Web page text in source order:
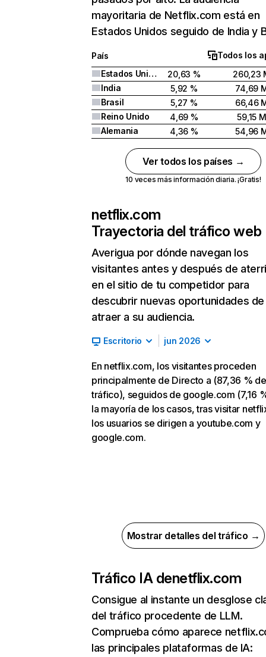
mayoritaria de Netflix.com está en
Estados Unidos seguido de India y
País
Todos los
Estados Unidos
20,63 %
260,23
India
5,92 %
74,69
Brasil
5,27 %
66,46
Reino Unido
4,69 %
59,15 M
Alemania
4,36 % 54,96
Ver todos los países →
10 veces más información diaria. ¡Gratis!
netflix.com
Trayectoria del tráfico web
Averigua por dónde navegan los
visitantes antes y después de
en el sitio de tu competidor para
descubrir nuevas oportunidades de
atraer a su audiencia.
Escritorio jun 2026
En netflix.com, los visitantes proceden
principalmente de Directo a (87,36 % de
tráfico), seguidos de google.com (7,16
la mayoría de los casos, tras visitar
los usuarios se dirigen a youtube.com y
google.com.
Mostrar detalles del tráfico →
Tráfico IA denetflix.com
Consigue al instante un desglose
del tráfico procedente de LLM.
Comprueba cómo aparece
las principales plataformas de IA: